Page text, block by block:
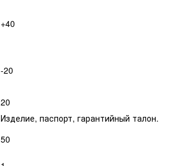
+40
-20
20
Изделие, паспорт, гарантийный талон.
50